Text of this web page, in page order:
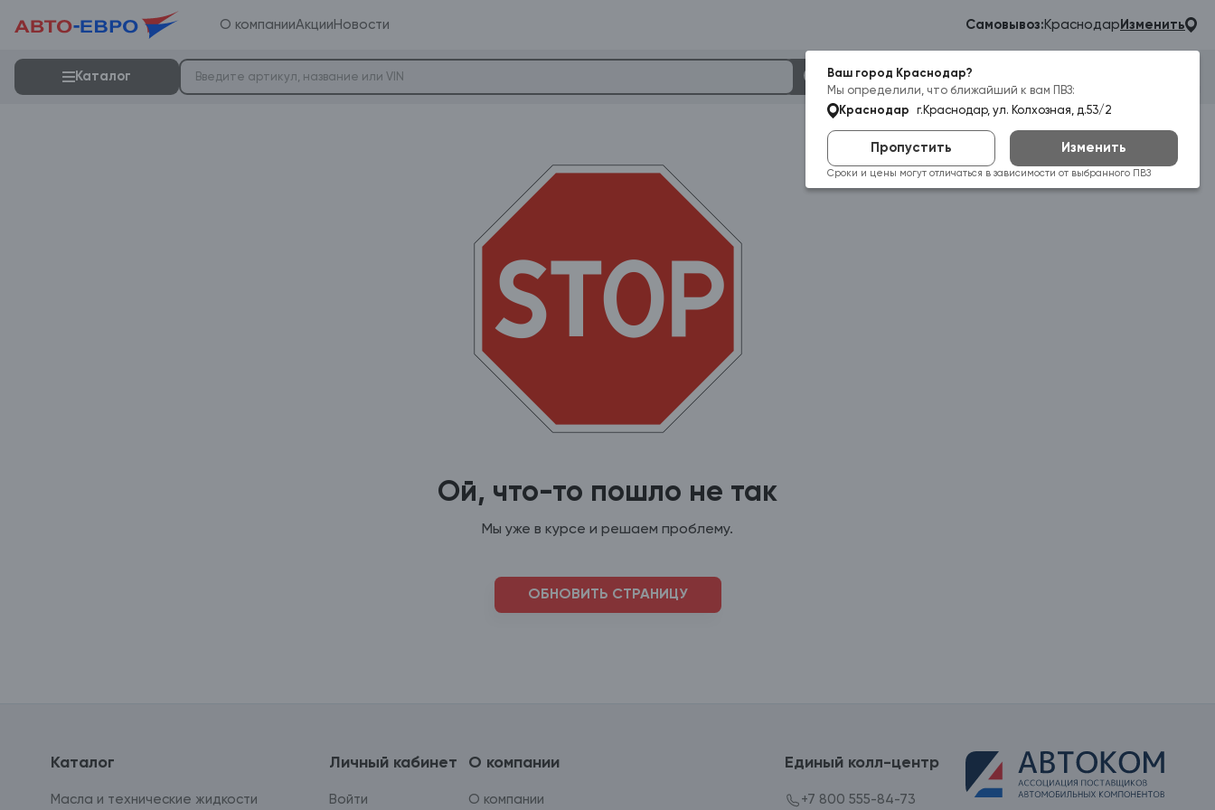
О компанииАкции Новости Самовывоз: Краснодар Изменить
Ваш город Краснодар?
Мы определили, что ближайший к вам ПВЗ:
Краснодар
г.Краснодар, ул. Колхозная, д.53/2
Пропустить Изменить
Сроки и цены могут отличаться в зависимости от выбранного ПВЗ
Каталог
Гараж
Ой, что-то пошло не так
Мы уже в курсе и решаем проблему.
ОБНОВИТЬ СТРАНИЦУ
Каталог
Масла и технические жидкости
Личный кабинет
Войти
О компании
О компании
Единый колл-центр
+7 800 555-84-73